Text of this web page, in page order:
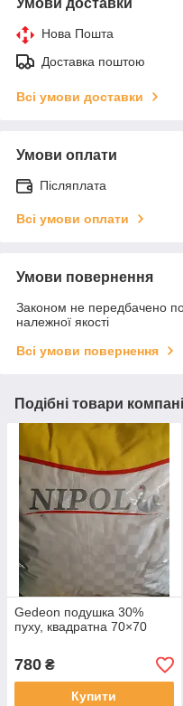
Нова Пошта
Доставка поштою
Всі умови доставки
Умови оплати
Післяплата
Всі умови оплати
Умови повернення
Законом не передбачено
належної якості
Всі умови повернення
Подібні товари
Gedeon подушка 30%
пуху, квадратна 70×70
780 ₴
Купити